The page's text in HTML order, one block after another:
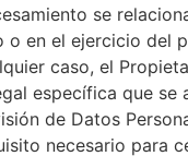
se
o en el ejercicio del
caso, el
específica que
de Datos
necesario para